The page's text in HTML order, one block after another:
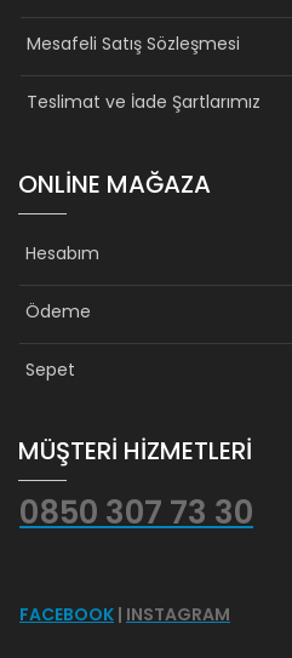
Mesafeli Satış Sözleşmesi
Teslimat ve İade Şartlarımız
ONLINE MAĞAZA
Hesabım
Ödeme
Sepet
MÜŞTERİ HİZMETLERİ
0850 307 73 30
FACEBOOK | INSTAGRAM